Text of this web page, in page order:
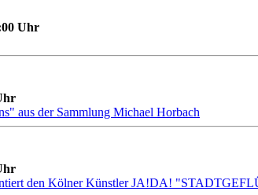
Uhr
aus der Sammlung Michael Horbach
den Kölner Künstler JA!DA!